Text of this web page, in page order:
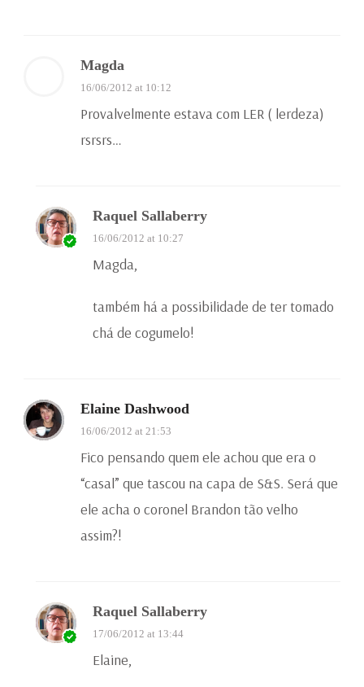
Magda
16/06/2012 at 10:12
Provalvelmente estava com LER ( lerdeza)
rsrsrs…
Raquel Sallaberry
16/06/2012 at 10:27
Magda,
também há a possibilidade de ter tomado
chá de cogumelo!
Elaine Dashwood
16/06/2012 at 21:53
Fico pensando quem ele achou que era o
“casal” que tascou na capa de S&S. Será que
ele acha o coronel Brandon tão velho
assim?!
Raquel Sallaberry
17/06/2012 at 13:44
Elaine,